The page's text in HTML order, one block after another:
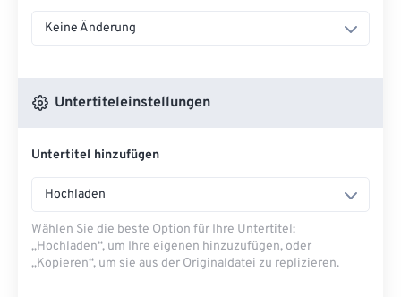
Keine Änderung
Untertiteleinstellungen
Untertitel hinzufügen
Hochladen
Wählen Sie die beste Option für Ihre Untertitel:
„Hochladen“, um Ihre eigenen hinzuzufügen, oder
„Kopieren“, um sie aus der Originaldatei zu replizieren.